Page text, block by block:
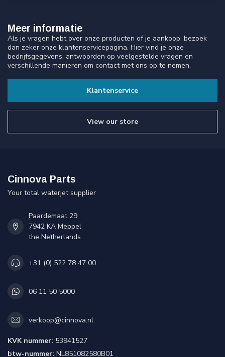
Meer informatie
Als je vragen hebt over onze producten of je aankoop, bezoek
dan zeker onze klantenservicepagina. Hier vind je onze
bedrijfsgegevens, antwoorden op veelgestelde vragen en
verschillende manieren om contact met ons op te nemen.
Klantenservice
View our store
Cinnova Parts
Your total waterjet supplier
Paardemaat 29
7942 KA Meppel
the Netherlands
+31 (0) 522 78 47 00
06 11 50 5000
verkoop@cinnova.nl
KVK nummer: 53941527
btw-nummer: NL851082580B01